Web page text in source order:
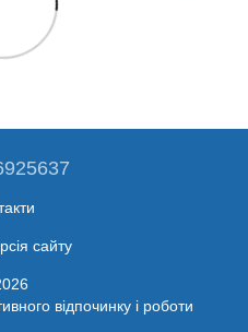
сайту
відпочинку і роботи